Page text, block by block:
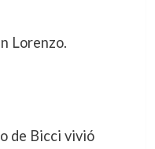
Lorenzo.
de Bicci vivió